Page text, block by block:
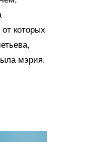
которых
мэрия.